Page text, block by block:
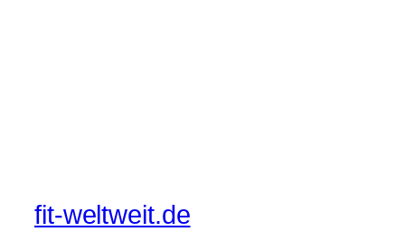
fit-weltweit.de